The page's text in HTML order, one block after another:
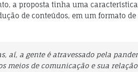
a proposta tinha uma
de conteúdos, em um formato
aí, a gente é atravessado pela
meios de comunicação e sua